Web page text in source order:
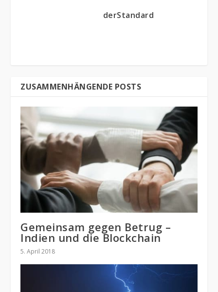
derStandard
ZUSAMMENHÄNGENDE POSTS
Gemeinsam gegen Betrug –
Indien und die Blockchain
5. April 2018